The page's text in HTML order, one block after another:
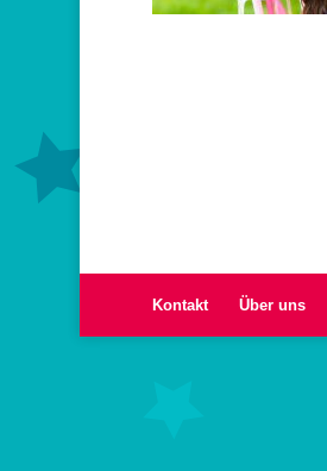
Kontakt Über uns